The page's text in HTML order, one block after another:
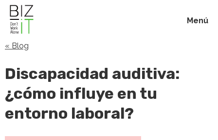
Menú
Beneficios
« Blog
Discapacidad auditiva:
¿cómo influye en tu
entorno laboral?